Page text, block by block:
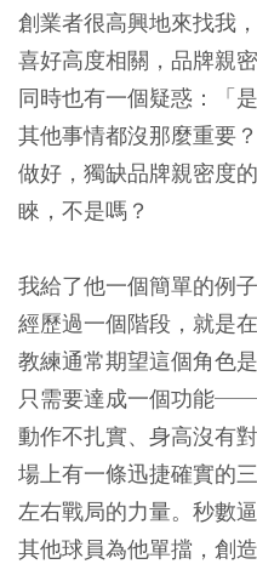
創業者很高興地來找我
喜好高度相關，品牌親
同時也有一個疑惑：「
其他事情都沒那麼重要
做好，獨缺品牌親密度
睞，不是嗎？
我給了他一個簡單的例
經歷過一個階段，就是
教練通常期望這個角色
只需要達成一個功能
動作不扎實、身高沒有
場上有一條迅捷確實的
左右戰局的力量。秒數
其他球員為他單擋，創